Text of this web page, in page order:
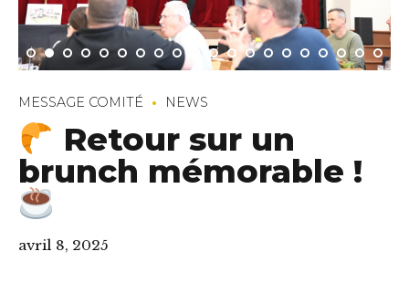
MESSAGE COMITÉ NEWS
Retour sur un
brunch mémorable !
avril 8, 2025